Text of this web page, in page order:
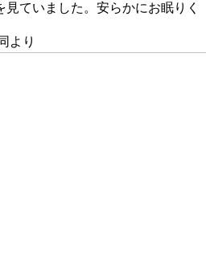
ていました。安らかにお眠りく
より